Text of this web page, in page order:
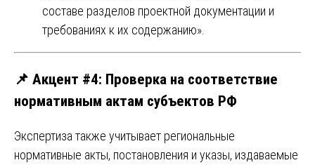
составе разделов проектной документации и
требованиях к их содержанию».
📌 Акцент #4: Проверка на соответствие
нормативным актам субъектов РФ
Экспертиза также учитывает региональные
нормативные акты, постановления и указы, издаваемые